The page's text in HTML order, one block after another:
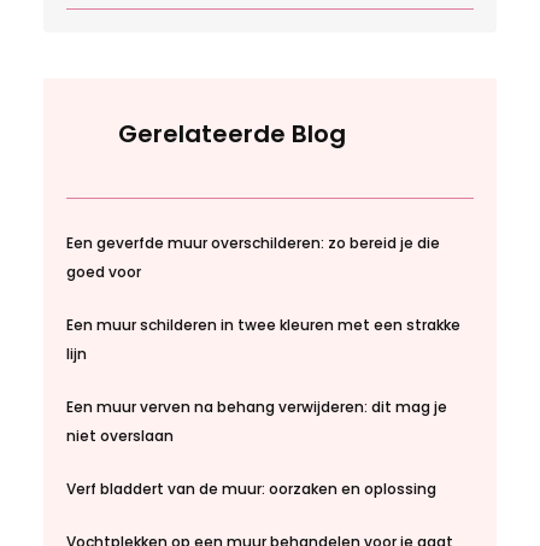
Gerelateerde Blog
Een geverfde muur overschilderen: zo bereid je die
goed voor
Een muur schilderen in twee kleuren met een strakke
lijn
Een muur verven na behang verwijderen: dit mag je
niet overslaan
Verf bladdert van de muur: oorzaken en oplossing
Vochtplekken op een muur behandelen voor je gaat